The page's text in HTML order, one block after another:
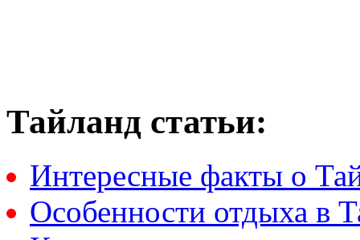
Тайланд статьи:
Интересные факты о
Особенности отдыха в